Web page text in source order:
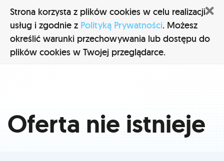
Strona korzysta z plików cookies w celu realizacji
usług i zgodnie z Polityką Prywatności. Możesz
określić warunki przechowywania lub dostępu do
plików cookies w Twojej przeglądarce.
Oferta nie istnieje